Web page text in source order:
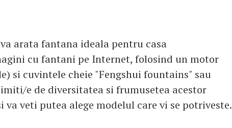
arata fantana ideala pentru casa
cu fantani pe Internet, folosind un motor
si cuvintele cheie "Fengshui fountains" sau
e de diversitatea si frumusetea acestor
veti putea alege modelul care vi se potriveste.